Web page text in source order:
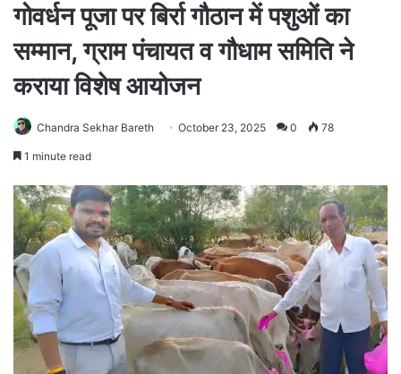
गोवर्धन पूजा पर बिर्रा गौठान में पशुओं का
सम्मान, ग्राम पंचायत व गौधाम समिति ने
कराया विशेष आयोजन
Chandra Sekhar Bareth October 23, 2025 0 78
1 minute read